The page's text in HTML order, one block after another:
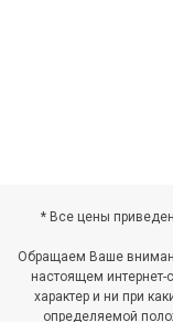
период с 21.10.2024
года
акция ДИВАЛИ
далее →
* Все цены
Обращаем Ваше
настоящем
характер и ни при
определяемой